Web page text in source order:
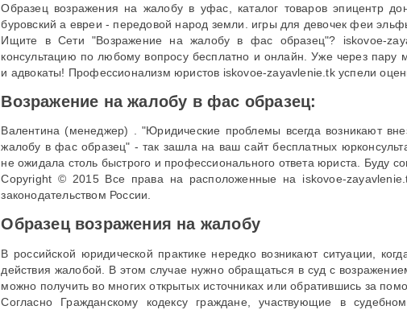
Образец возражения на жалобу в уфас, каталог товаров эпицентр
буровский а евреи - передовой народ земли. игры для девочек феи
Ищите в Сети "Возражение на жалобу в фас образец"? iskovoe-
консультацию по любому вопросу бесплатно и онлайн. Уже через
и адвокаты! Профессионализм юристов iskovoe-zayavlenie.tk успели
Возражение на жалобу в фас образец:
Валентина (менеджер) . "Юридические проблемы всегда возникают
жалобу в фас образец" - так зашла на ваш сайт бесплатных
не ожидала столь быстрого и профессионального ответа юриста. Буду
Copyright © 2015 Все права на расположенные на iskovoe-
законодательством России.
Образец возражения на жалобу
В российской юридической практике нередко возникают ситуации,
действия жалобой. В этом случае нужно обращаться в суд с
можно получить во многих открытых источниках или обратившись за
Согласно Гражданскому кодексу граждане, участвующие в